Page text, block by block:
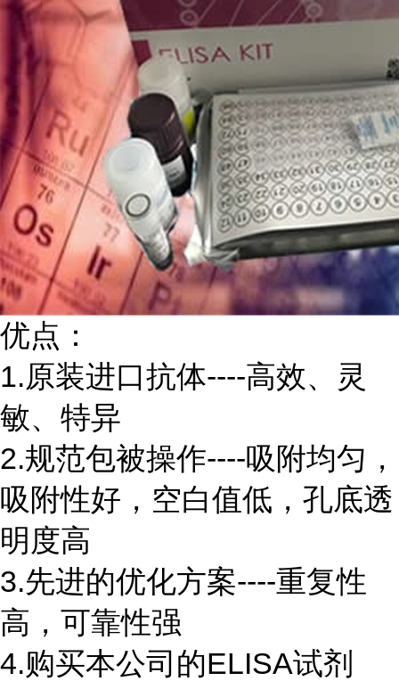
优点：
1.原装进口抗体----高效、灵
敏、特异
2.规范包被操作----吸附均匀，
吸附性好，空白值低，孔底透
明度高
3.先进的优化方案----重复性
高，可靠性强
4.购买本公司的ELISA试剂